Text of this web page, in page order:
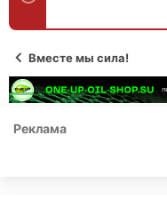
т
ы
л
Вместе мы сила!
Реклама